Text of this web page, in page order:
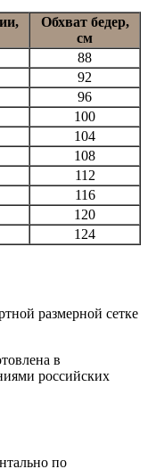
Обхват бедер,
см
88
92
96
100
104
108
112
116
120
124
размерной сетке
в
российских
по